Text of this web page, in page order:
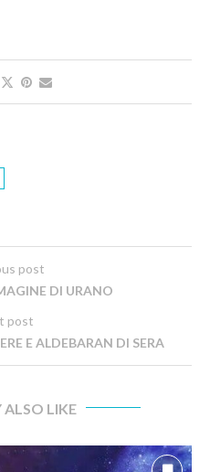
post
DI URANO
post
E ALDEBARAN DI SERA
LIKE